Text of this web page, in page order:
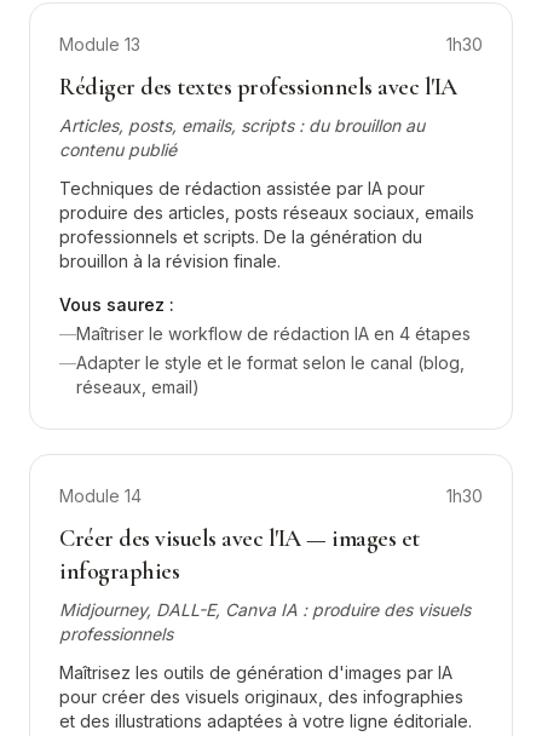
Module 13 1h30
Rédiger des textes professionnels avec l'IA
Articles, posts, emails, scripts : du brouillon au
contenu publié
Techniques de rédaction assistée par IA pour
produire des articles, posts réseaux sociaux, emails
professionnels et scripts. De la génération du
brouillon à la révision finale.
Vous saurez :
—Maîtriser le workflow de rédaction IA en 4 étapes
—Adapter le style et le format selon le canal (blog,
réseaux, email)
Module 14 1h30
Créer des visuels avec l'IA — images et
infographies
Midjourney, DALL-E, Canva IA : produire des visuels
professionnels
Maîtrisez les outils de génération d'images par IA
pour créer des visuels originaux, des infographies
et des illustrations adaptées à votre ligne éditoriale.